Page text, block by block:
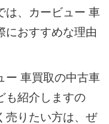
は、カービュー 車
におすすめな理由
ー 車買取の中古車
も紹介しますの
売りたい方は、ぜ